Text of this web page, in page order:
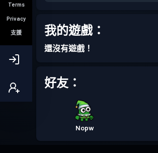
Terms
Privacy
支援 我的遊戲：
還沒有遊戲！
好友：
Nopw